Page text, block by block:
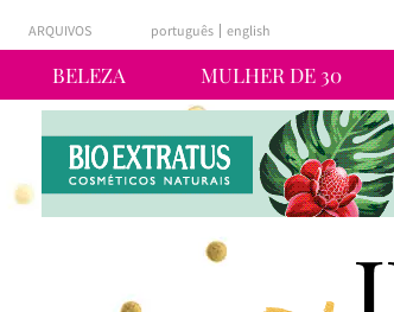
BELEZA MULHER DE 30
ARQUIVOS português english